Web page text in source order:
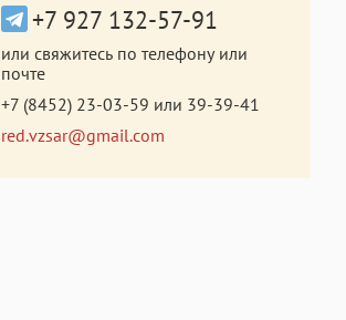
+7 927 132-57-91
или свяжитесь по телефону или
почте
+7 (8452) 23-03-59 или 39-39-41
red.vzsar@gmail.com